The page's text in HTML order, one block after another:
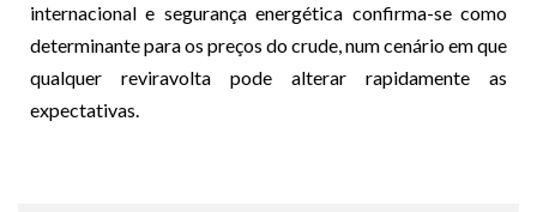
internacional e segurança energética confirma-se como
determinante para os preços do crude, num cenário em que
qualquer reviravolta pode alterar rapidamente as
expectativas.